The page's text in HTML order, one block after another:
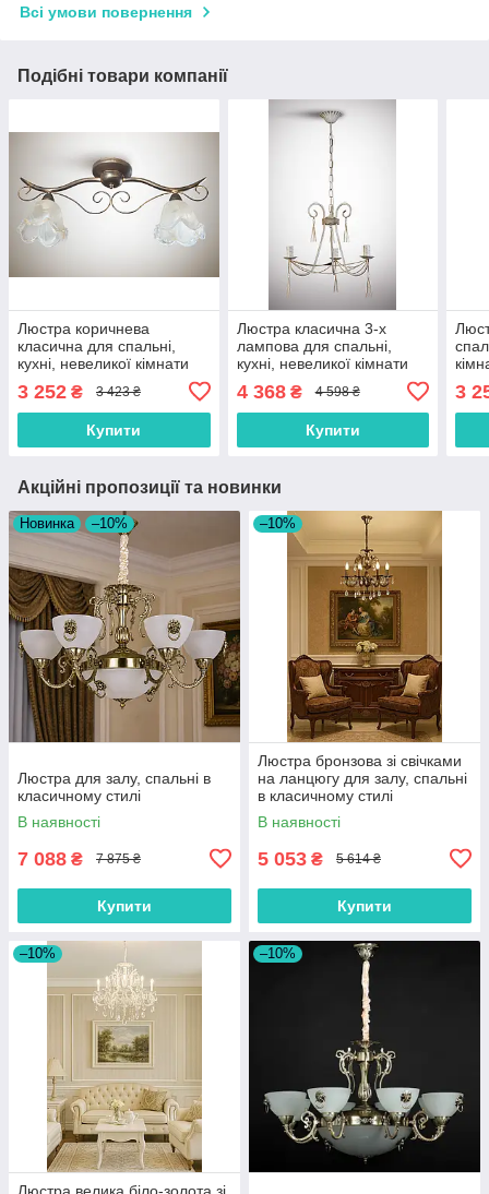
Всі умови повернення
Подібні товари компанії
Люстра коричнева
класична для спальні,
кухні, невеликої кімнати
3 252 ₴ 3 423 ₴
Купити
Люстра класична 3-х
лампова для спальні,
кухні, невеликої кімнати
4 368₴ 4 598 ₴
Купити
3
Акційні пропозиції та новинки
Новинка –10%
Люстра для залу, спальні в
класичному стилі
В наявності
7 088 ₴ 7 875 ₴
Купити
–10%
Люстра бронзова зі свічками
на ланцюгу для залу, спальні
в класичному стилі
В наявності
5 053 ₴ 5 614 ₴
Купити
–10%
Люстра велика біло-золота зі
–10%